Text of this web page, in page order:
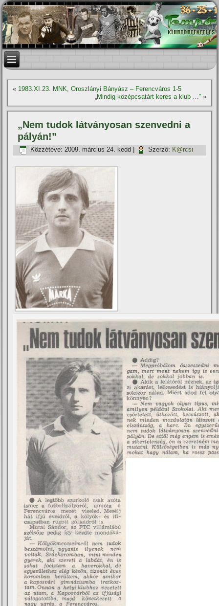
« 1983.XI.23. MNK, Oroszlányi Bányász – Ferencváros 1-5
„Mindig középcsatárt keres a klub …”»
„Nem tudok látványosan szenvedni a
pályán!”
Közzétéve: 2009. március 24. kedd Szerző: K@rcsi